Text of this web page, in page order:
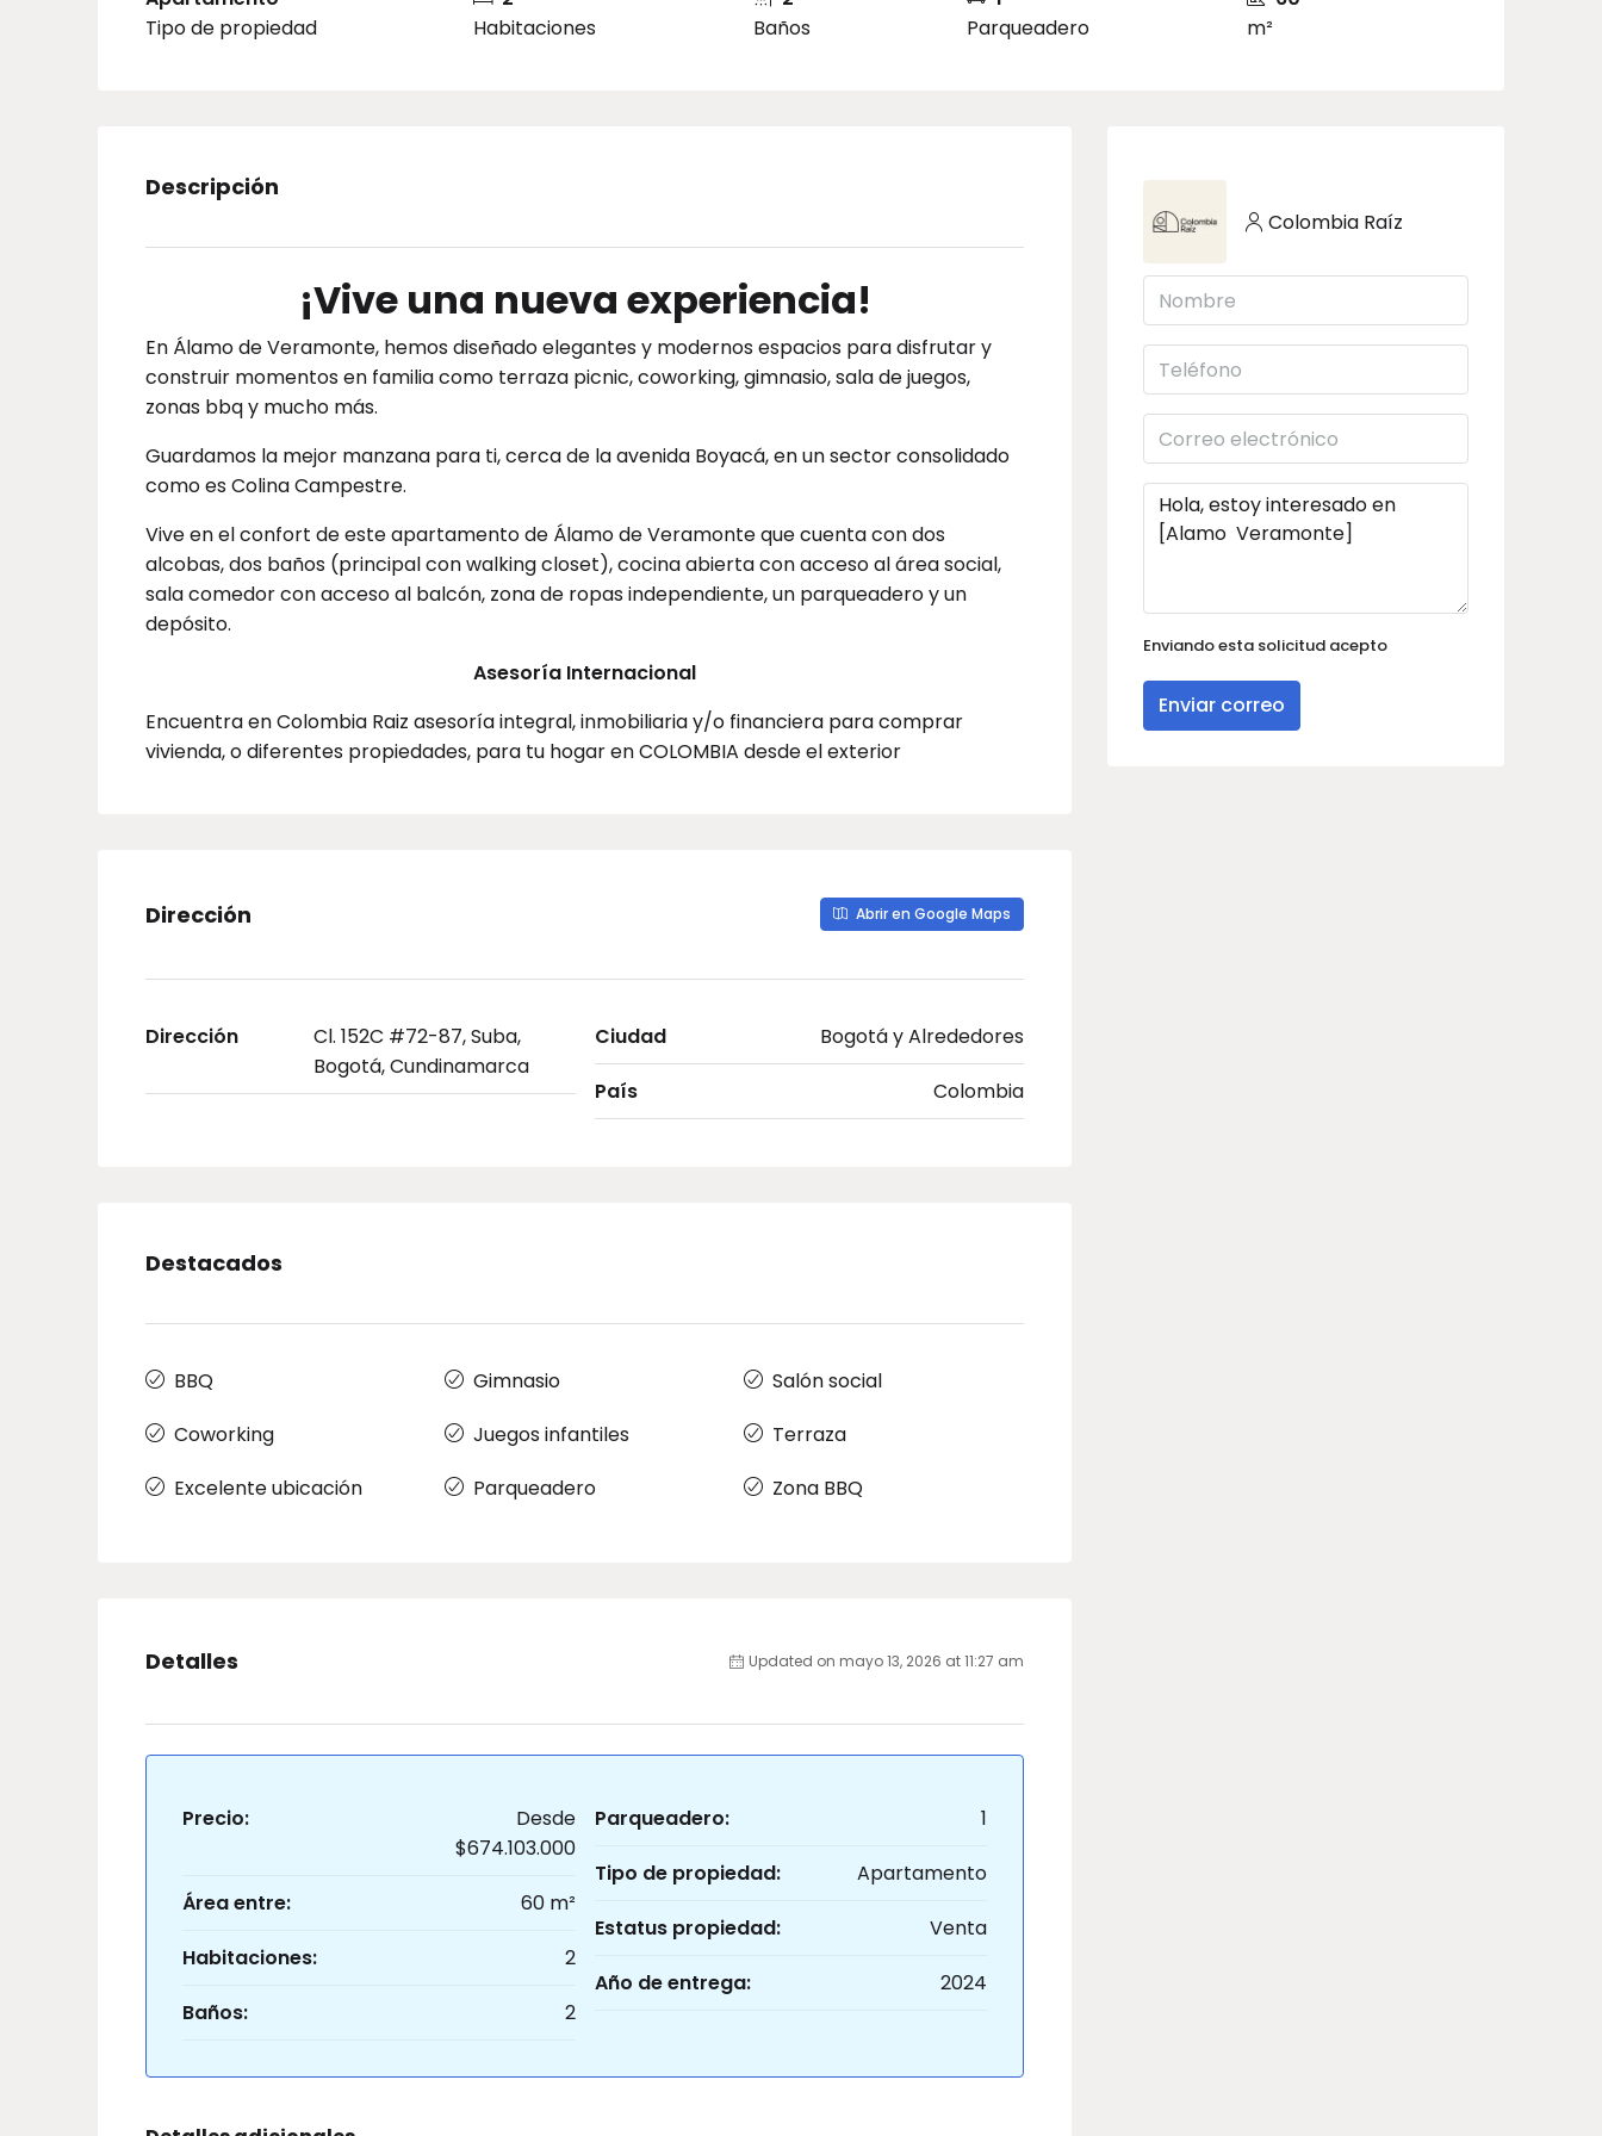
Tipo de propiedad
Habitaciones
Baños
Parqueadero
m²
Descripción
¡Vive una nueva experiencia!
En Álamo de Veramonte, hemos diseñado elegantes y modernos espacios para disfrutar y
construir momentos en familia como terraza picnic, coworking, gimnasio, sala de juegos,
zonas bbq y mucho más.
Guardamos la mejor manzana para ti, cerca de la avenida Boyacá, en un sector consolidado
como es Colina Campestre.
Vive en el confort de este apartamento de Álamo de Veramonte que cuenta con dos
alcobas, dos baños (principal con walking closet), cocina abierta con acceso al área social,
sala comedor con acceso al balcón, zona de ropas independiente, un parqueadero y un
depósito.
Asesoría Internacional
Encuentra en Colombia Raiz asesoría integral, inmobiliaria y/o financiera para comprar
vivienda, o diferentes propiedades, para tu hogar en COLOMBIA desde el exterior
Dirección Abrir en Google Maps
Dirección
Cl. 152C #72-87, Suba,
Bogotá, Cundinamarca
Ciudad
Bogotá y Alrededores
País
Colombia
Destacados
BBQ
Coworking
Excelente ubicación
Gimnasio
Juegos infantiles
Parqueadero
Salón social
Terraza
Zona BBQ
Detalles Updated on mayo 13, 2026 at 11:27 am
Precio:
Desde
$674.103.000
Área entre:
60 m²
Habitaciones:
2
Baños:
2
Parqueadero:
1
Tipo de propiedad:
Apartamento
Estatus propiedad:
Venta
Año de entrega:
2024
Colombia Raíz
Enviando esta solicitud acepto
Enviar correo